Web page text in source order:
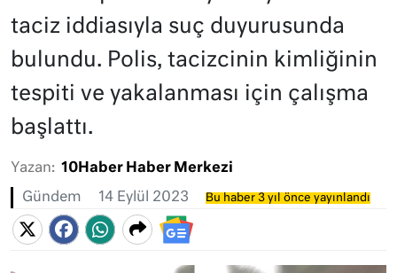
taciz iddiasıyla suç duyurusunda
bulundu. Polis, tacizcinin kimliğinin
tespiti ve yakalanması için çalışma
başlattı.
Yazan: 10Haber Haber Merkezi
Gündem 14 Eylül 2023 Bu haber 3 yıl önce yayınlandı